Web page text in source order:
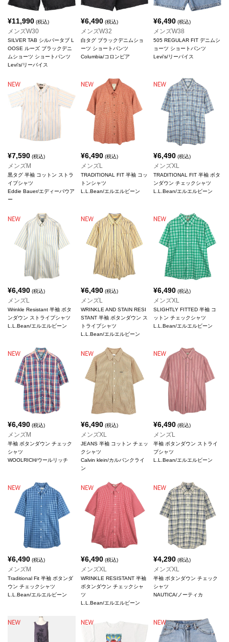
¥11,990 (税込)
メンズW30
SILVER TAB シルバータブ L
OOSE ルーズ ブラックデニ
ムショーツ ショートパンツ
Levi's/リーバイス
¥6,490(税込)
メンズW32
白タグ ブラックデニムショ
ーツ ショートパンツ
Columbia/コロンビア
¥6,490 (税込)
メンズW38
505 REGULAR FIT デニムシ
ョーツ ショートパンツ
Levi's/リーバイス
¥7,590 (税込)
メンズM
黒タグ 半袖 コットン ストラ
イプシャツ
Eddie Bauer/エディーバウア
ー
¥6,490(税込)
メンズL
TRADITIONAL FIT 半袖 コッ
トンシャツ
L.L.Bean/エルエルビーン
¥6,490 (税込)
メンズXL
TRADITIONAL FIT 半袖 ボタ
ンダウン チェックシャツ
L.L.Bean/エルエルビーン
¥6,490 (税込)
メンズL
Wrinkle Resistant 半袖 ボタ
ンダウン ストライプシャツ
L.L.Bean/エルエルビーン
¥6,490(税込)
メンズL
WRINKLE AND STAIN RESI
STANT 半袖 ボタンダウン ス
トライプシャツ
L.L.Bean/エルエルビーン
¥6,490 (税込)
メンズXL
SLIGHTLY FITTED 半袖 コ
ットン チェックシャツ
L.L.Bean/エルエルビーン
¥6,490 (税込)
メンズM
半袖 ボタンダウン チェック
シャツ
WOOLRICH/ウールリッチ
¥6,490(税込)
メンズXL
JEANS 半袖 コットン チェッ
クシャツ
Calvin klein/カルバンクライ
ン
¥6,490 (税込)
メンズL
半袖 ボタンダウン ストライ
プシャツ
L.L.Bean/エルエルビーン
¥6,490 (税込)
メンズM
Traditional Fit 半袖 ボタンダ
ウン チェックシャツ
L.L.Bean/エルエルビーン
¥6,490(税込)
メンズXL
WRINKLE RESISTANT 半袖
ボタンダウン チェックシャ
ツ
L.L.Bean/エルエルビーン
¥4,290 (税込)
メンズXL
半袖 ボタンダウン チェック
シャツ
NAUTICA/ノーティカ